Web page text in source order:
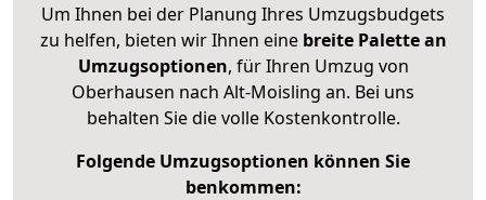
Um Ihnen bei der Planung Ihres Umzugsbudgets
zu helfen, bieten wir Ihnen eine breite Palette an
Umzugsoptionen, für Ihren Umzug von
Oberhausen nach Alt-Moisling an. Bei uns
behalten Sie die volle Kostenkontrolle.
Folgende Umzugsoptionen können Sie
benkommen: